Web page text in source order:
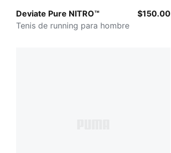
Deviate Pure NITRO™
PUMA Black-Flat Dark Gray-PUMA Silver
Tenis de running para hombre
$150.00